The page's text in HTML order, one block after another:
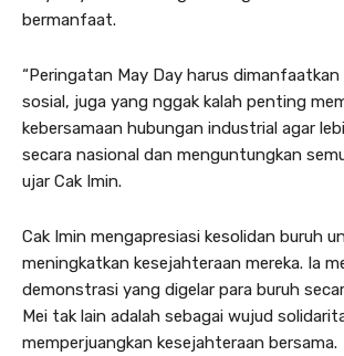
bermanfaat.
“Peringatan May Day harus
sosial, juga yang nggak kalah penting
kebersamaan hubungan industrial agar
secara nasional dan menguntungkan
ujar Cak Imin.
Cak Imin mengapresiasi kesolidan buruh
meningkatkan kesejahteraan mereka. Ia
demonstrasi yang digelar para buruh
Mei tak lain adalah sebagai wujud
memperjuangkan kesejahteraan bersama.